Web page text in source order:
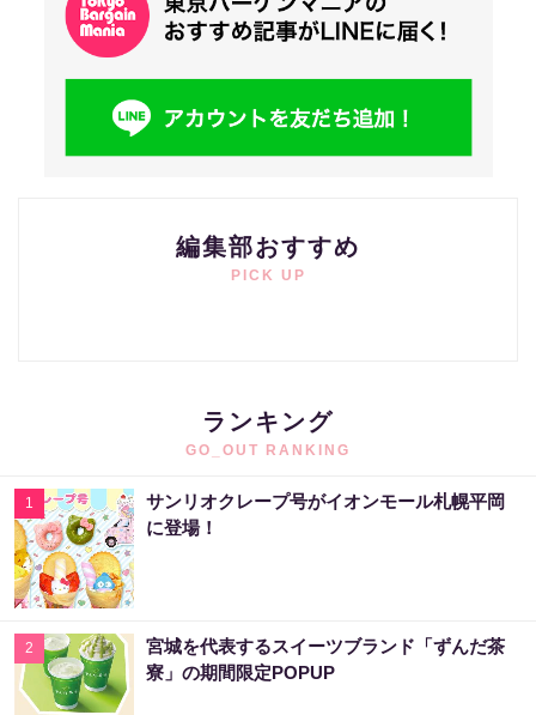
編集部おすすめ
PICK UP
ランキング
GO_OUT RANKING
1
サンリオクレープ号がイオンモール札幌平岡
に登場！
2
宮城を代表するスイーツブランド「ずんだ茶
寮」の期間限定POPUP